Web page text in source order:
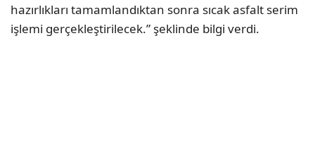
hazırlıkları tamamlandıktan sonra sıcak asfalt serim
işlemi gerçekleştirilecek.” şeklinde bilgi verdi.